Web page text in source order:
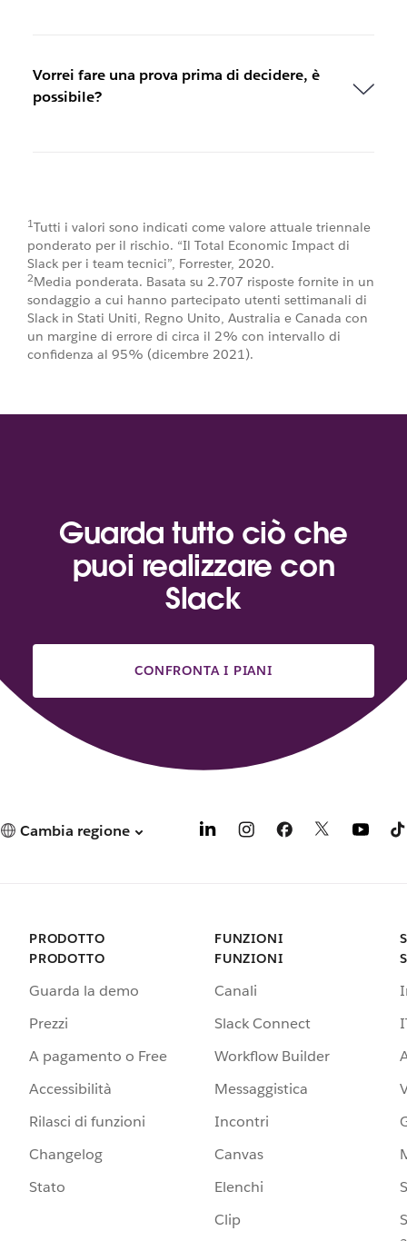
Vorrei fare una prova prima di decidere, è
possibile?
1Tutti i valori sono indicati come valore attuale triennale
ponderato per il rischio. “Il Total Economic Impact di
Slack per i team tecnici”, Forrester, 2020.
2Media ponderata. Basata su 2.707 risposte fornite in un
sondaggio a cui hanno partecipato utenti settimanali di
Slack in Stati Uniti, Regno Unito, Australia e Canada con
un margine di errore di circa il 2% con intervallo di
confidenza al 95% (dicembre 2021).
Guarda tutto ciò che
puoi realizzare con
Slack
CONFRONTA I PIANI
Cambia regione
PRODOTTO
PRODOTTO
Guarda la demo
Prezzi
A pagamento o Free
Accessibilità
Rilasci di funzioni
Changelog
Stato
FUNZIONI
FUNZIONI
Canali
Slack Connect
Workflow Builder
Messaggistica
Incontri
Canvas
Elenchi
Clip